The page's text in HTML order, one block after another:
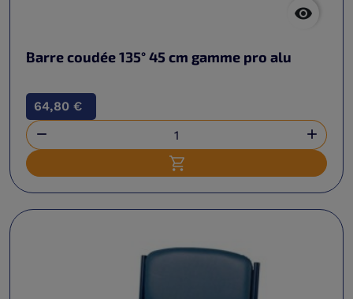

Barre coudée 135° 45 cm gamme pro alu
64,80 €
 
Ajouter au panier